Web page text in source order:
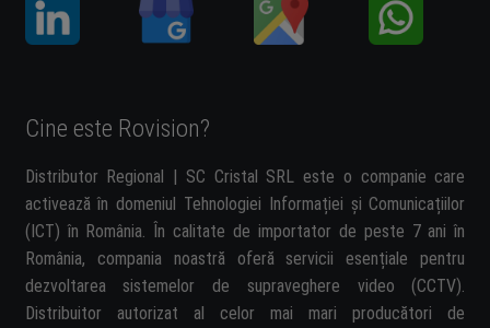
Cine este Rovision?
Distributor Regional | SC Cristal SRL este o companie care
activează în domeniul Tehnologiei Informației și Comunicațiilor
(ICT) în România. În calitate de importator de peste 7 ani în
România, compania noastră oferă servicii esențiale pentru
dezvoltarea sistemelor de supraveghere video (CCTV).
Distribuitor autorizat al celor mai mari producători de